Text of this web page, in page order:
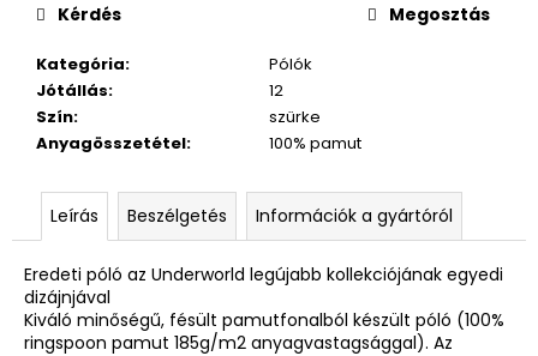
Kategória:
Pólók
Jótállás:
12
Szín:
szürke
Anyagösszetétel: 100% pamut
Kérdés Megosztás
Leírás Beszélgetés Információk a gyártóról
Eredeti póló az Underworld legújabb kollekciójának egyedi
dizájnjával
Kiváló minőségű, fésült pamutfonalból készült póló (100%
ringspoon pamut 185g/m2 anyagvastagsággal). Az